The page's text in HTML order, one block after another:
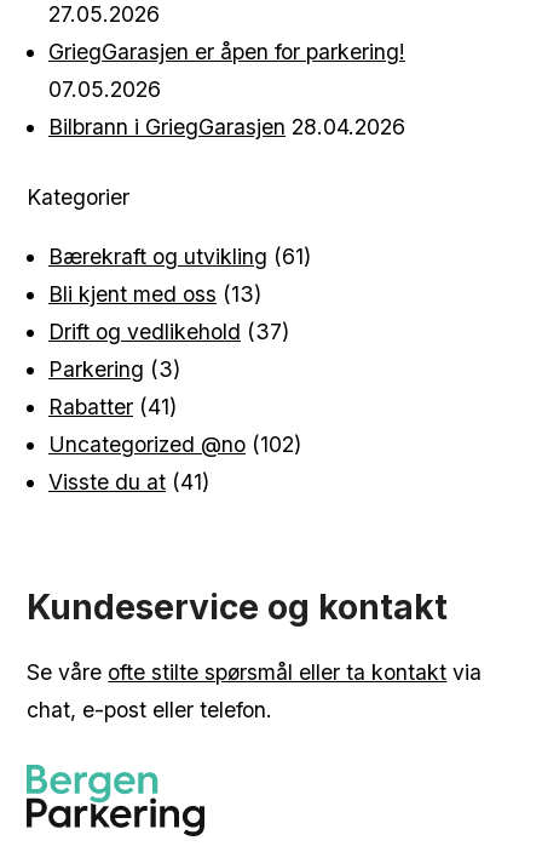
27.05.2026
GriegGarasjen er åpen for parkering!
07.05.2026
Bilbrann i GriegGarasjen 28.04.2026
Kategorier
Bærekraft og utvikling (61)
Bli kjent med oss (13)
Drift og vedlikehold (37)
Parkering (3)
Rabatter (41)
Uncategorized @no (102)
Visste du at (41)
Kundeservice og kontakt
Se våre ofte stilte spørsmål eller ta kontakt via
chat, e-post eller telefon.